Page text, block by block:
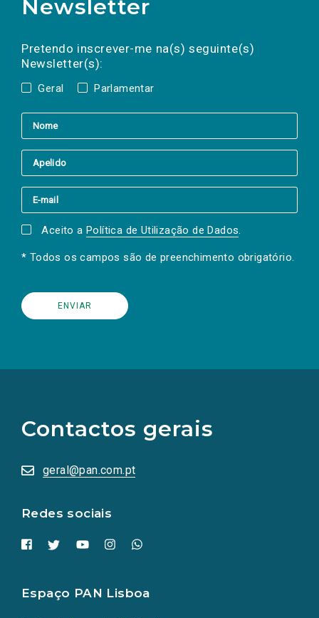
Newsletter
Pretendo inscrever-me na(s) seguinte(s)
Newsletter(s):
Geral Parlamentar
a(s) newsletter(s).
mail
Aceito a Política de Utilização de Dados.
* Todos os campos são de preenchimento obrigatório.
Contactos gerais
geral@pan.com.pt
Redes sociais
redes
sociais
numa
nova
Espaço PAN Lisboa